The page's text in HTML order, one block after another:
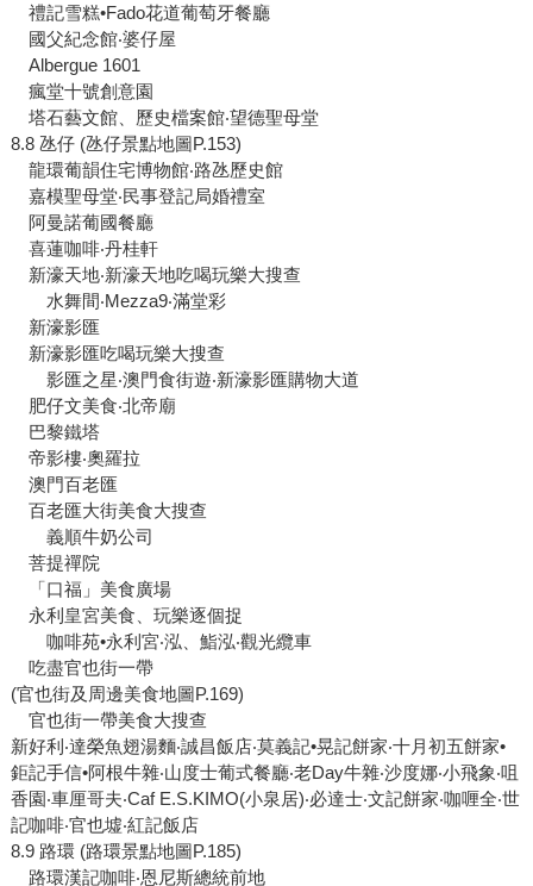
禮記雪糕•Fado花道葡萄牙餐廳
國父紀念館‧婆仔屋
Albergue 1601
瘋堂十號創意園
塔石藝文館、歷史檔案館‧望德聖母堂
8.8 氹仔 (氹仔景點地圖P.153)
龍環葡韻住宅博物館‧路氹歷史館
嘉模聖母堂‧民事登記局婚禮室
阿曼諾葡國餐廳
喜蓮咖啡‧丹桂軒
新濠天地‧新濠天地吃喝玩樂大搜查
水舞間‧Mezza9‧滿堂彩
新濠影匯
新濠影匯吃喝玩樂大搜查
影匯之星‧澳門食街遊‧新濠影匯購物大道
肥仔文美食‧北帝廟
巴黎鐵塔
帝影樓‧奧羅拉
澳門百老匯
百老匯大街美食大搜查
義順牛奶公司
菩提禪院
「口福」美食廣場
永利皇宮美食、玩樂逐個捉
咖啡苑•永利宮‧泓、鮨泓‧觀光纜車
吃盡官也街一帶
(官也街及周邊美食地圖P.169)
官也街一帶美食大搜查
新好利‧達榮魚翅湯麵‧誠昌飯店‧莫義記•晃記餅家‧十月初五餅家•
鉅記手信•阿根牛雜‧山度士葡式餐廳‧老Day牛雜‧沙度娜‧小飛象‧咀
香園‧車厘哥夫‧Caf E.S.KIMO(小泉居)‧必達士‧文記餅家‧咖喱全‧世
記咖啡‧官也墟‧紅記飯店
8.9 路環 (路環景點地圖P.185)
路環漢記咖啡‧恩尼斯總統前地